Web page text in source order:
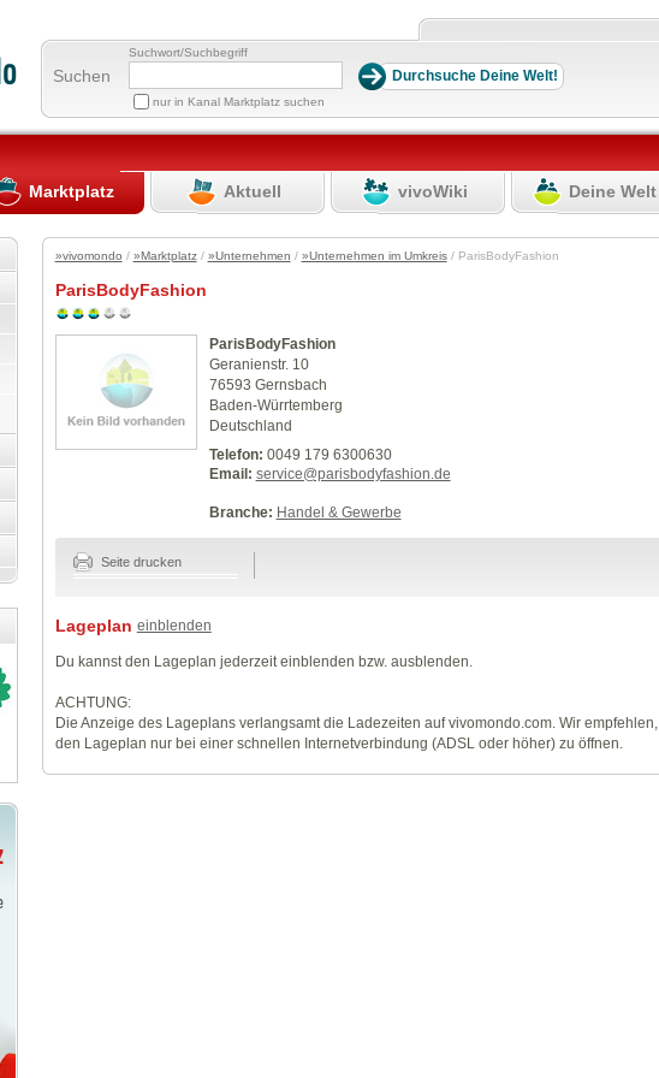
Suchen
Suchwort/Suchbegriff
nur in Kanal Marktplatz suchen
Marktplatz Aktuell vivoWiki Deine Welt
»vivomondo / »Marktplatz/ »Unternehmen / »Unternehmen im Umkreis/ ParisBodyFashion
ParisBodyFashion
ParisBodyFashion
Geranienstr. 10
76593 Gernsbach
Baden-Würrtemberg
Deutschland
Telefon: 0049 179 6300630
Email: service@parisbodyfashion.de
Branche: Handel & Gewerbe
Seite drucken
Lageplan einblenden
Du kannst den Lageplan jederzeit einblenden bzw. ausblenden.
ACHTUNG:
Die Anzeige des Lageplans verlangsamt die Ladezeiten auf vivomondo.com. Wir empfehlen,
den Lageplan nur bei einer schnellen Internetverbindung (ADSL oder höher) zu öffnen.